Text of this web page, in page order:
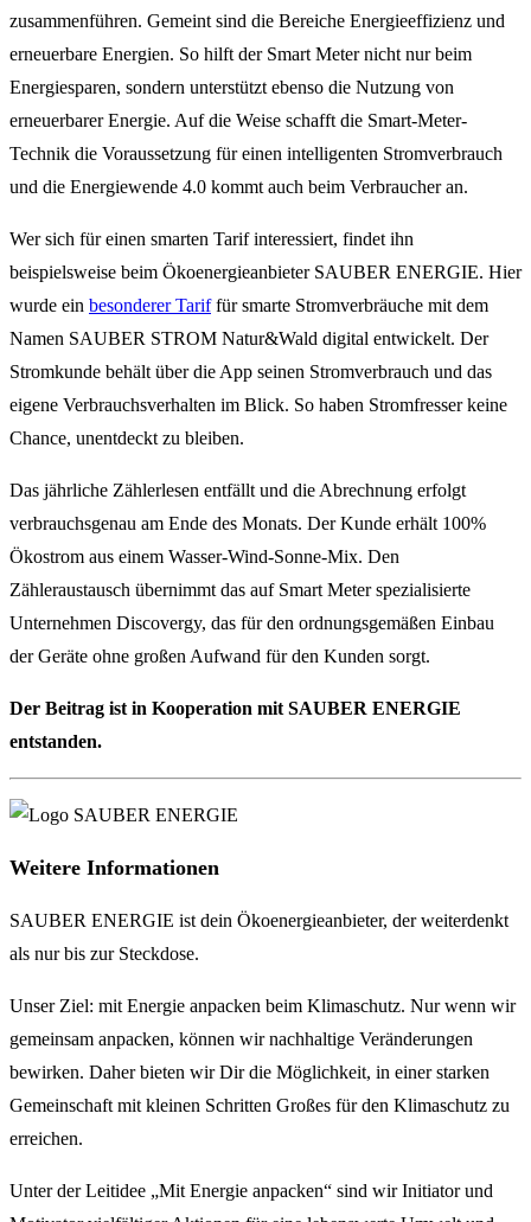
zusammenführen. Gemeint sind die Bereiche Energieeffizienz und
erneuerbare Energien. So hilft der Smart Meter nicht nur beim
Energiesparen, sondern unterstützt ebenso die Nutzung von
erneuerbarer Energie. Auf die Weise schafft die Smart-Meter-
Technik die Voraussetzung für einen intelligenten Stromverbrauch
und die Energiewende 4.0 kommt auch beim Verbraucher an.
Wer sich für einen smarten Tarif interessiert, findet ihn
beispielsweise beim Ökoenergieanbieter SAUBER ENERGIE. Hier
wurde ein besonderer Tariffür smarte Stromverbräuche mit dem
Namen SAUBER STROM Natur&Wald digital entwickelt. Der
Stromkunde behält über die App seinen Stromverbrauch und das
eigene Verbrauchsverhalten im Blick. So haben Stromfresser keine
Chance, unentdeckt zu bleiben.
Das jährliche Zählerlesen entfällt und die Abrechnung erfolgt
verbrauchsgenau am Ende des Monats. Der Kunde erhält 100%
Ökostrom aus einem Wasser-Wind-Sonne-Mix. Den
Zähleraustausch übernimmt das auf Smart Meter spezialisierte
Unternehmen Discovergy, das für den ordnungsgemäßen Einbau
der Geräte ohne großen Aufwand für den Kunden sorgt.
Der Beitrag ist in Kooperation mit SAUBER ENERGIE
entstanden.
Weitere Informationen
SAUBER ENERGIE ist dein Ökoenergieanbieter, der weiterdenkt
als nur bis zur Steckdose.
Unser Ziel: mit Energie anpacken beim Klimaschutz. Nur wenn wir
gemeinsam anpacken, können wir nachhaltige Veränderungen
bewirken. Daher bieten wir Dir die Möglichkeit, in einer starken
Gemeinschaft mit kleinen Schritten Großes für den Klimaschutz zu
erreichen.
Unter der Leitidee „Mit Energie anpacken“ sind wir Initiator und